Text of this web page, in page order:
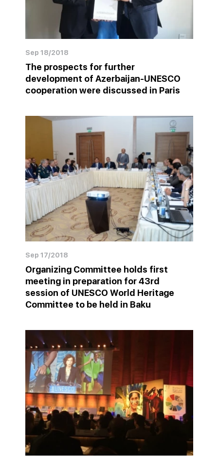
Sep 18/2018
The prospects for further
development of Azerbaijan-UNESCO
cooperation were discussed in Paris
Sep 17/2018
Organizing Committee holds first
meeting in preparation for 43rd
session of UNESCO World Heritage
Committee to be held in Baku